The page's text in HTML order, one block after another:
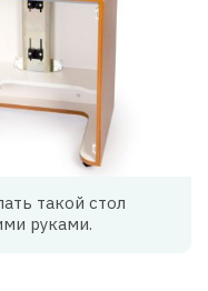
такой стол
руками.